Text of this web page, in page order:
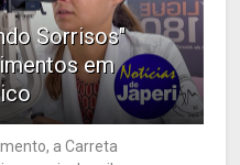
Sorrisos"
em
a Carreta